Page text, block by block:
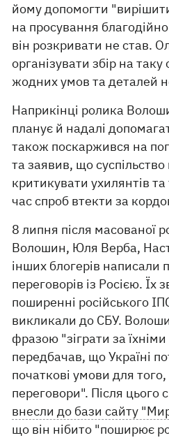
йому допомогти
на просування
він розкривати не став.
організувати збір на
жодних умов та деталей
Наприкінці ролика
планує й надалі
також поскаржився на
та заявив, що
критикувати ухилянтів
час спроб втекти за
8 липня після масованої
Волошин, Юля Верба,
інших блогерів написали
переговорів із Росією. Їх
поширенні російського
викликали до СБУ.
фразою "зіграти за
передбачав, що Україні
початкові умови для
переговори". Після цього
внесли до бази сайту
що він нібито "поширює